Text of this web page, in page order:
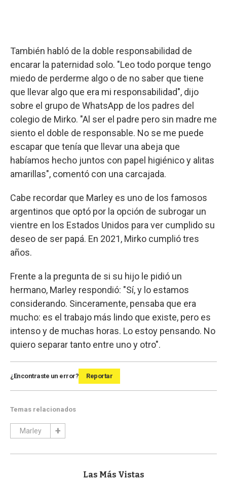
También habló de la doble responsabilidad de
encarar la paternidad solo. "Leo todo porque tengo
miedo de perderme algo o de no saber que tiene
que llevar algo que era mi responsabilidad", dijo
sobre el grupo de WhatsApp de los padres del
colegio de Mirko. "Al ser el padre pero sin madre me
siento el doble de responsable. No se me puede
escapar que tenía que llevar una abeja que
habíamos hecho juntos con papel higiénico y alitas
amarillas", comentó con una carcajada.
Cabe recordar que Marley es uno de los famosos
argentinos que optó por la opción de subrogar un
vientre en los Estados Unidos para ver cumplido su
deseo de ser papá. En 2021, Mirko cumplió tres
años.
Frente a la pregunta de si su hijo le pidió un
hermano, Marley respondió: "Sí, y lo estamos
considerando. Sinceramente, pensaba que era
mucho: es el trabajo más lindo que existe, pero es
intenso y de muchas horas. Lo estoy pensando. No
quiero separar tanto entre uno y otro".
¿Encontraste un error? Reportar
Temas relacionados
Marley
Las Más Vistas